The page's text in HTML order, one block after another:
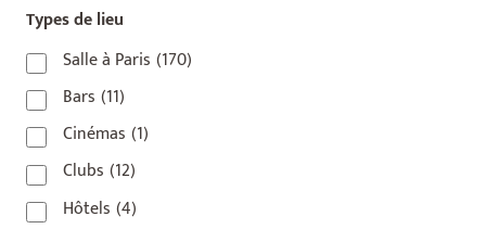
Types de lieu
Salle à Paris (170)
Bars (11)
Cinémas (1)
Clubs (12)
Hôtels (4)